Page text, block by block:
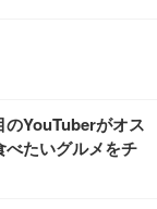
のYouTuberがオス
たいグルメをチ